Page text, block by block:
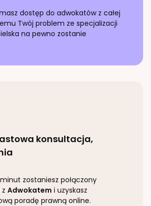
dostęp do adwokatów z całej
Twój problem ze specjalizacji
na pewno zostanie
konsultacja,
zostaniesz połączony
Adwokatem i uzyskasz
poradę prawną online.